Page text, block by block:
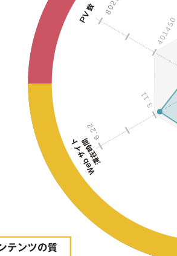
6.22
3.11